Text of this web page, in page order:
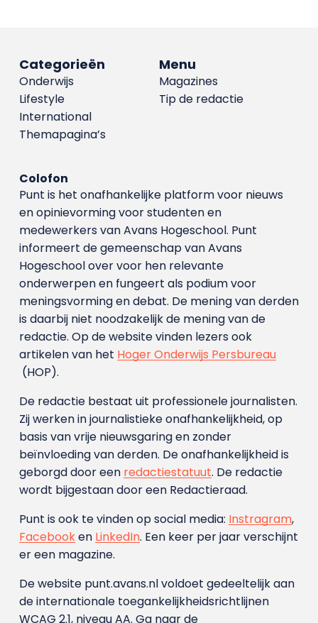
Menu
Magazines
Tip de redactie
Categorieën
Onderwijs
Lifestyle
International
Themapagina’s
Colofon
Punt is het onafhankelijke platform voor nieuws
en opinievorming voor studenten en
medewerkers van Avans Hoge­school. Punt
informeert de gemeenschap van Avans
Hogeschool over voor hen relevante
onderwerpen en fungeert als podium voor
meningsvorming en debat. De mening van derden
is daarbij niet noodzakelijk de mening van de
redactie. Op de website vinden lezers ook
artikelen van het Hoger Onderwijs Persbureau
(HOP).
De redactie bestaat uit professionele journalisten.
Zij werken in journalistieke onafhankelijkheid, op
basis van vrije nieuwsgaring en zonder
beïnvloeding van derden. De onafhankelijkheid is
geborgd door een redactiestatuut. De redactie
wordt bijgestaan door een Redactieraad.
Punt is ook te vinden op social media: Instragram,
Facebooken LinkedIn. Een keer per jaar verschijnt
er een magazine.
De website punt.avans.nl voldoet gedeeltelijk aan
de internationale toegankelijkheidsrichtlijnen
WCAG 2.1, niveau AA. Ga naar de